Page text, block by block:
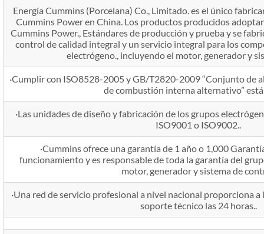
Energía Cummins (Porcelana) Co., Limitado. es el único
Cummins Power en China. Los productos producidos
Cummins Power., Estándares de producción y prueba y se
control de calidad integral y un servicio integral para los
electrógeno., incluyendo el motor, generador y
·Cumplir con ISO8528-2005 y GB/T2820-2009 “Conjunto de
de combustión interna alternativo”
·Las unidades de diseño y fabricación de los grupos
ISO9001 o ISO9002..
·Cummins ofrece una garantía de 1 año o 1,000
funcionamiento y es responsable de toda la garantía del
motor, generador y sistema de
·Una red de servicio profesional a nivel nacional proporciona
soporte técnico las 24 horas..